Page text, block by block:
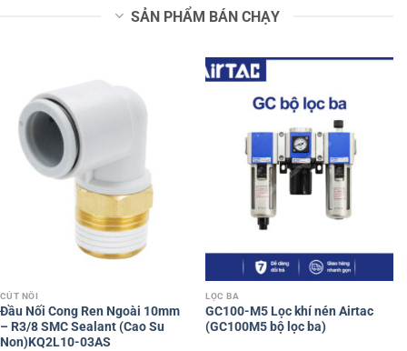
SẢN PHẨM BÁN CHẠY
CÚT NỐI
Đầu Nối Cong Ren Ngoài 10mm
– R3/8 SMC Sealant (Cao Su
Non)KQ2L10-03AS
LỌC BA
GC100-M5 Lọc khí nén Airtac
(GC100M5 bộ lọc ba)